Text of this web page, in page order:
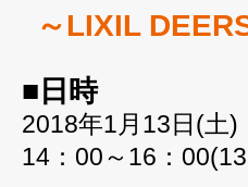
～LIXIL
■日時
2018年1月13日(土)
14：00～16：